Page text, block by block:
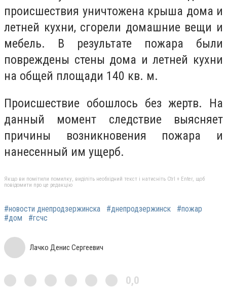
происшествия уничтожена крыша дома и
летней кухни, сгорели домашние вещи и
мебель. В результате пожара были
повреждены стены дома и летней кухни
на общей площади 140 кв. м.
Происшествие обошлось без жертв. На
данный момент следствие выясняет
причины возникновения пожара и
нанесенный им ущерб.
Якщо ви помітили помилку, виділіть необхідний текст і натисніть Ctrl + Enter, щоб
повідомити про це редакцію
#новости днепродзержинска #днепродзержинск
#пожар
#дом
#гсчс
Лачко Денис Сергеевич
0,0